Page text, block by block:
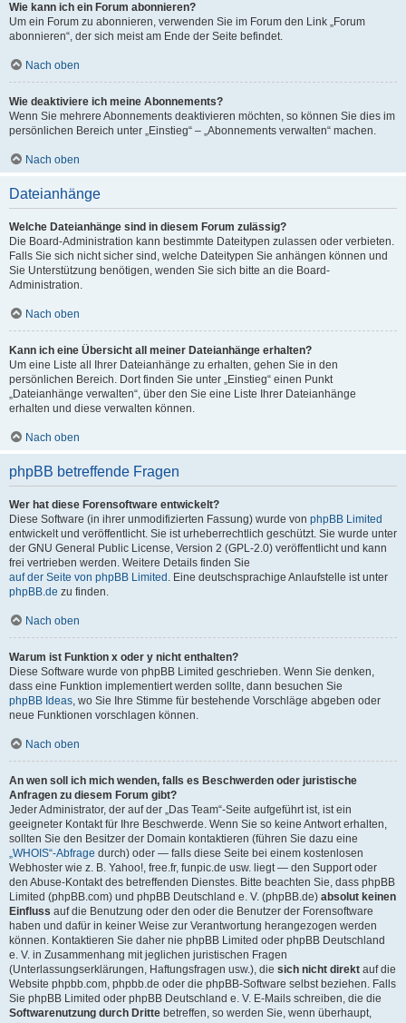
Wie kann ich ein Forum abonnieren?
Um ein Forum zu abonnieren, verwenden Sie im Forum den Link „Forum
abonnieren“, der sich meist am Ende der Seite befindet.
Nach oben
Wie deaktiviere ich meine Abonnements?
Wenn Sie mehrere Abonnements deaktivieren möchten, so können Sie dies im
persönlichen Bereich unter „Einstieg“ – „Abonnements verwalten“ machen.
Nach oben
Dateianhänge
Welche Dateianhänge sind in diesem Forum zulässig?
Die Board-Administration kann bestimmte Dateitypen zulassen oder verbieten.
Falls Sie sich nicht sicher sind, welche Dateitypen Sie anhängen können und
Sie Unterstützung benötigen, wenden Sie sich bitte an die Board-
Administration.
Nach oben
Kann ich eine Übersicht all meiner Dateianhänge erhalten?
Um eine Liste all Ihrer Dateianhänge zu erhalten, gehen Sie in den
persönlichen Bereich. Dort finden Sie unter „Einstieg“ einen Punkt
„Dateianhänge verwalten“, über den Sie eine Liste Ihrer Dateianhänge
erhalten und diese verwalten können.
Nach oben
phpBB betreffende Fragen
Wer hat diese Forensoftware entwickelt?
Diese Software (in ihrer unmodifizierten Fassung) wurde von phpBB Limited
entwickelt und veröffentlicht. Sie ist urheberrechtlich geschützt. Sie wurde unter
der GNU General Public License, Version 2 (GPL-2.0) veröffentlicht und kann
frei vertrieben werden. Weitere Details finden Sie
auf der Seite von phpBB Limited . Eine deutschsprachige Anlaufstelle ist unter
phpBB.de zu finden.
Nach oben
Warum ist Funktion x oder y nicht enthalten?
Diese Software wurde von phpBB Limited geschrieben. Wenn Sie denken,
dass eine Funktion implementiert werden sollte, dann besuchen Sie
phpBB Ideas, wo Sie Ihre Stimme für bestehende Vorschläge abgeben oder
neue Funktionen vorschlagen können.
Nach oben
An wen soll ich mich wenden, falls es Beschwerden oder juristische
Anfragen zu diesem Forum gibt?
Jeder Administrator, der auf der „Das Team“-Seite aufgeführt ist, ist ein
geeigneter Kontakt für Ihre Beschwerde. Wenn Sie so keine Antwort erhalten,
sollten Sie den Besitzer der Domain kontaktieren (führen Sie dazu eine
„WHOIS“-Abfrage durch) oder — falls diese Seite bei einem kostenlosen
Webhoster wie z. B. Yahoo!, free.fr, funpic.de usw. liegt — den Support oder
den Abuse-Kontakt des betreffenden Dienstes. Bitte beachten Sie, dass phpBB
Limited (phpBB.com) und phpBB Deutschland e. V. (phpBB.de) absolut keinen
Einfluss auf die Benutzung oder den oder die Benutzer der Forensoftware
haben und dafür in keiner Weise zur Verantwortung herangezogen werden
können. Kontaktieren Sie daher nie phpBB Limited oder phpBB Deutschland
e. V. in Zusammenhang mit jeglichen juristischen Fragen
(Unterlassungserklärungen, Haftungsfragen usw.), die sich nicht direkt auf die
Website phpbb.com, phpbb.de oder die phpBB-Software selbst beziehen. Falls
Sie phpBB Limited oder phpBB Deutschland e. V. E-Mails schreiben, die die
Softwarenutzung durch Dritte betreffen, so werden Sie, wenn überhaupt,